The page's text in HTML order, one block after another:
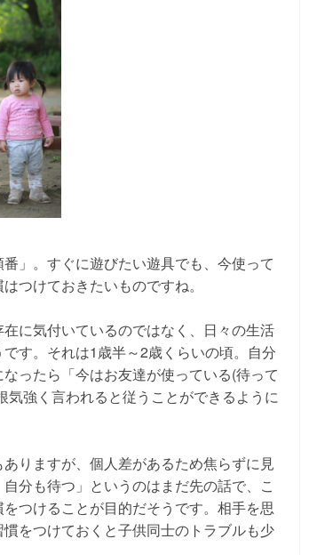
」。すぐに遊びたい遊具でも、今使って
つけておきたいものですね。
に気付いているのではなく、日々の生活
す。それは1歳半～2歳くらいの頃。自分
ったら「今はお友達が使っている(待って
強く言われると従うことができるように
りますが、個人差があるため焦らずに見
分も待つ」というのはまだ先の話で、こ
つけることが目的だそうです。相手を思
をつけておくと子供同士のトラブルも少